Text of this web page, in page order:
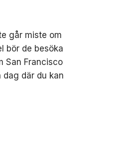
går miste om
bör de besöka
San Francisco
där du kan